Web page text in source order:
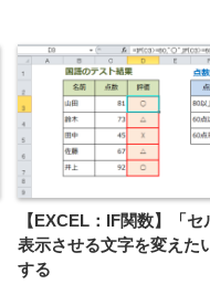
【EXCEL：IF関数】「セ
表示させる文字を変えた
する